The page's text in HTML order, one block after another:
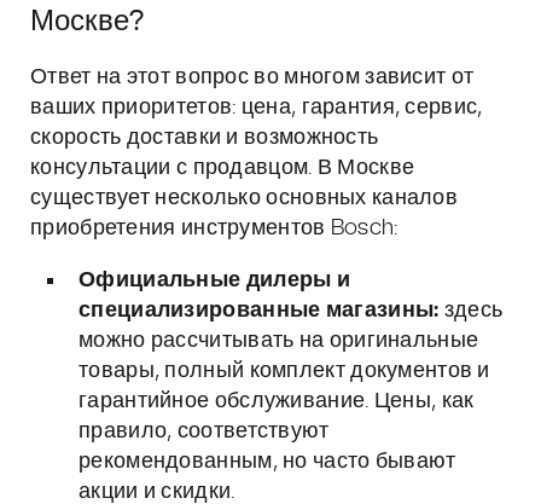
Москве?
Ответ на этот вопрос во многом зависит от
ваших приоритетов: цена, гарантия, сервис,
скорость доставки и возможность
консультации с продавцом. В Москве
существует несколько основных каналов
приобретения инструментов Bosch:
Официальные дилеры и
специализированные магазины: здесь
можно рассчитывать на оригинальные
товары, полный комплект документов и
гарантийное обслуживание. Цены, как
правило, соответствуют
рекомендованным, но часто бывают
акции и скидки.